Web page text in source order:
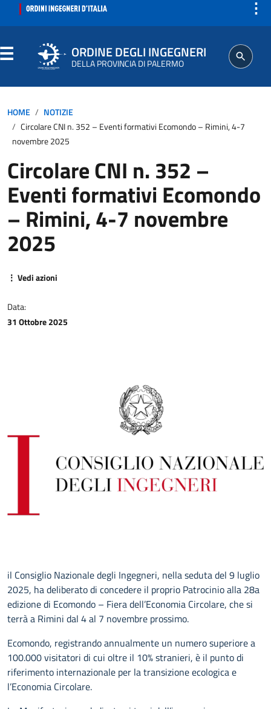
⋮
ORDINE DEGLI INGEGNERI
DELLA PROVINCIA DI PALERMO
SEGRETERIA
ISCRITTO
PROFESSIONE
AGGIORNAMENTI PROFESSIONALI
HOME
NOTIZIE
Circolare CNI n. 352 – Eventi formativi Ecomondo – Rimini, 4-7
novembre 2025
Circolare CNI n. 352 –
Eventi formativi Ecomondo
– Rimini, 4-7 novembre
2025
⋮ Vedi azioni
Data:
31 Ottobre 2025
il Consiglio Nazionale degli Ingegneri, nella seduta del 9 luglio
2025, ha deliberato di concedere il proprio Patrocinio alla 28a
edizione di Ecomondo – Fiera dell’Economia Circolare, che si
terrà a Rimini dal 4 al 7 novembre prossimo.
Ecomondo, registrando annualmente un numero superiore a
100.000 visitatori di cui oltre il 10% stranieri, è il punto di
riferimento internazionale per la transizione ecologica e
l’Economia Circolare.